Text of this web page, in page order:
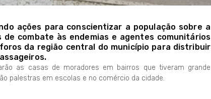
ações para conscientizar a população sobre a
de combate às endemias e agentes comunitários
da região central do município para distribuir
as casas de moradores em bairros que tiveram grande
palestras em escolas e no comércio da cidade.